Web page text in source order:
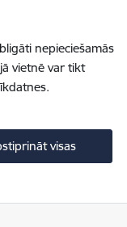
nepieciešamās
vietnē var tikt
visas